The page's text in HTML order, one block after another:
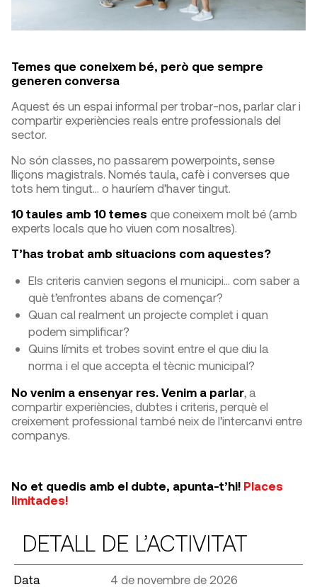
Temes que coneixem bé, però que sempre
generen conversa
Aquest és un espai informal per trobar-nos, parlar clar i
compartir experiències reals entre professionals del
sector.
No són classes, no passarem powerpoints, sense
lliçons magistrals. Només taula, cafè i converses que
tots hem tingut… o hauríem d’haver tingut.
10 taules amb 10 temes que coneixem molt bé (amb
experts locals que ho viuen com nosaltres).
T’has trobat amb situacions com aquestes?
Els criteris canvien segons el municipi… com saber a
què t’enfrontes abans de començar?
Quan cal realment un projecte complet i quan
podem simplificar?
Quins límits et trobes sovint entre el que diu la
norma i el que accepta el tècnic municipal?
No venim a ensenyar res. Venim a parlar a
compartir experiències, dubtes i criteris, perquè el
creixement professional també neix de l’intercanvi entre
companys.
No et quedis amb el dubte, apunta-t’hi! Places
limitades!
DETALL DE L’ACTIVITAT
Data 4 de novembre de 2026